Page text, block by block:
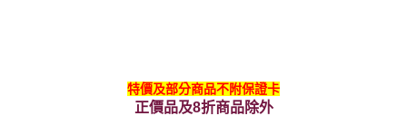
特價及部分商品不附保證卡
正價品及8折商品除外